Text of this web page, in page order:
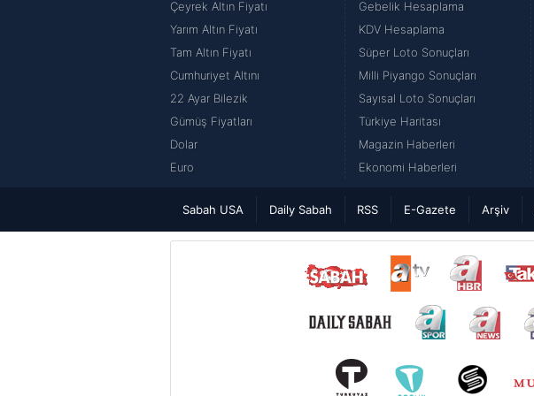
Çeyrek Altın Fiyatı
Yarım Altın Fiyatı
Tam Altın Fiyatı
Cumhuriyet Altını
22 Ayar Bilezik
Gümüş Fiyatları
Dolar
Euro
Gebelik Hesaplama
KDV Hesaplama
Süper Loto Sonuçları
Milli Piyango Sonuçları
Sayısal Loto Sonuçları
Türkiye Haritası
Magazin Haberleri
Ekonomi Haberleri
Sabah USA Daily Sabah RSS E-Gazete Arşiv